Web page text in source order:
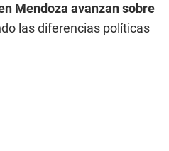
Mendoza avanzan sobre
las diferencias políticas